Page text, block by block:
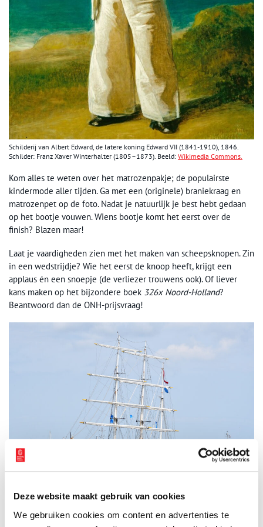
Deze website maakt gebruik van cookies
We gebruiken cookies om content en advertenties te
Schilderij van Albert Edward, de latere koning Edward VII (1841-1910), 1846.
Schilder: Franz Xaver Winterhalter (1805–1873). Beeld: Wikimedia Commons.
Kom alles te weten over het matrozenpakje; de populairste
kindermode aller tijden. Ga met een (originele) braniekraag en
matrozenpet op de foto. Nadat je natuurlijk je best hebt gedaan
op het bootje vouwen. Wiens bootje komt het eerst over de
finish? Blazen maar!
Laat je vaardigheden zien met het maken van scheepsknopen. Zin
in een wedstrijdje? Wie het eerst de knoop heeft, krijgt een
applaus én een snoepje (de verliezer trouwens ook). Of liever
kans maken op het bijzondere boek 326x Noord-Holland?
Beantwoord dan de ONH-prijsvraag!
Sail Den Helder. Beeld viaWikimedia Commons, vervaardiger: Rene Cortin,